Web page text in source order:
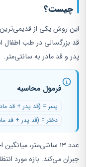
چیست؟
این روش یکی از قدیمی‌ترین و
قد بزرگسالی در طب اطفال است
پدر و قد مادر به سانتی‌متر.
فرمول محاسبه
پسر = (قد پدر + قد مادر + ۱۳) ÷ ۲
دختر = (قد پدر + قد مادر − ۱۳) ÷ ۲
عدد ۱۳ سانتی‌متر، میانگین
جبران می‌کند. بازه مورد انتظار